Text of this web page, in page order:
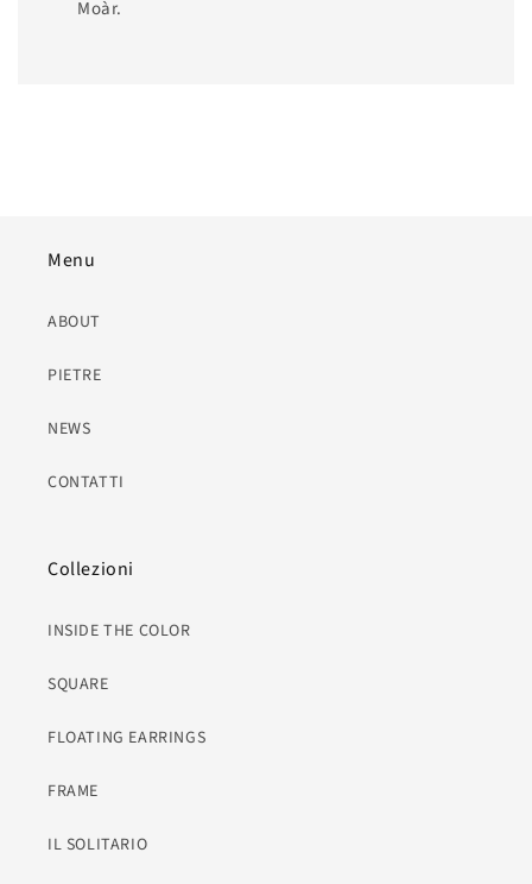
Moàr.
Menu
ABOUT
PIETRE
NEWS
CONTATTI
Collezioni
INSIDE THE COLOR
SQUARE
FLOATING EARRINGS
FRAME
IL SOLITARIO